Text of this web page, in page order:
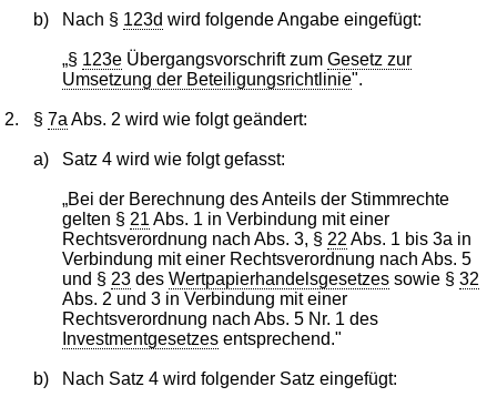
b) Nach § 123d wird folgende Angabe eingefügt:
„§ 123eÜbergangsvorschrift zum Gesetz zur
Umsetzung der Beteiligungsrichtlinie".
2. §7a Abs. 2 wird wie folgt geändert:
a) Satz 4 wird wie folgt gefasst:
„Bei der Berechnung des Anteils der Stimmrechte
gelten § 21 Abs. 1 in Verbindung mit einer
Rechtsverordnung nach Abs. 3, § 22 Abs. 1 bis 3a in
Verbindung mit einer Rechtsverordnung nach Abs. 5
und § 23des Wertpapierhandelsgesetzessowie § 32
Abs. 2 und 3 in Verbindung mit einer
Rechtsverordnung nach Abs. 5 Nr. 1 des
Investmentgesetzesentsprechend."
b) Nach Satz 4 wird folgender Satz eingefügt: